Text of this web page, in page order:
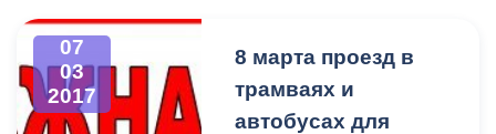
07
03
2017
8 марта проезд в
трамваях и
автобусах для